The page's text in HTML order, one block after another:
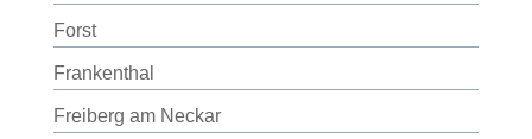
Forst
Frankenthal
Freiberg am Neckar